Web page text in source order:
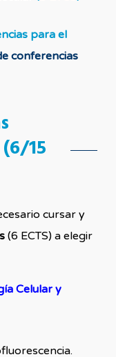
para el
conferencias
15
cursar y
(6 ECTS) a elegir
Celular y